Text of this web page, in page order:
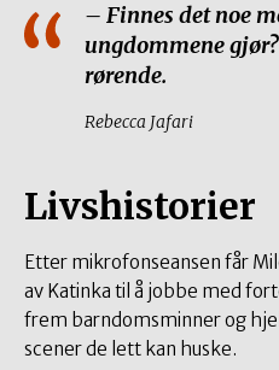
– Finnes det noe
ungdommene
rørende.
Rebecca Jafari
Livshistorier
Etter mikrofonseansen får
av Katinka til å jobbe med
frem barndomsminner og
scener de lett kan huske.